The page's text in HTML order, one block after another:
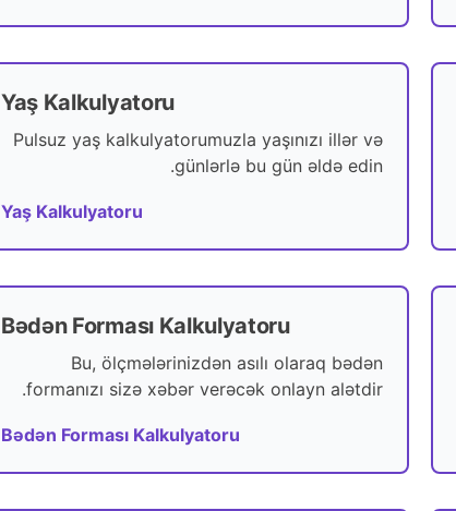
Yaş Kalkulyatoru
Pulsuz yaş kalkulyatorumuzla yaşınızı illər və
günlərlə bu gün əldə edin.
Yaş Kalkulyatoru
Bədən Forması Kalkulyatoru
Bu, ölçmələrinizdən asılı olaraq bədən
formanızı sizə xəbər verəcək onlayn alətdir.
Bədən Forması Kalkulyatoru